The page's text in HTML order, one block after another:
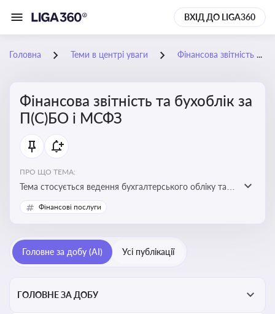
ВХІД ДО LIGA360
Головна Теми в центрі уваги Фінансова звітність та бухоблік за П(С)БО і МСФЗ
Фінансова звітність та бухоблік за
П(С)БО і МСФЗ
ПРО ЩО ТЕМА:
Тема стосується ведення бухгалтерського обліку та
складання фінансової звітності відповідно до
національних і міжнародних стандартів
Фінансові послуги
Головне за добу (AI) Усі публікації
ГОЛОВНЕ ЗА ДОБУ